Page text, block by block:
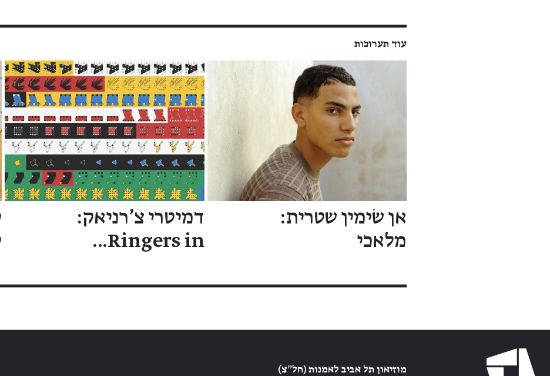
עוד תערוכות
אן שׂימין שטרית:
מלאכי
דמיטרי צ'רניאק:
Ringers in…
מוזיאון תל אביב לאמנות (חל״צ)